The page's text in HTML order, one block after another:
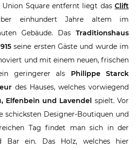
Square entfernt liegt das Clift
einhundert Jahre altem im
Gebäude. Das Traditionshaus
seine ersten Gäste und wurde im
und mit einem neuen, frischen
geringerer als Philippe Starck
des Hauses, welches vorwiegend
Elfenbein und Lavendel spielt. Vor
schicksten Designer-Boutiquen und
Tag findet man sich in der
Bar ein. Das Holz, welches hier